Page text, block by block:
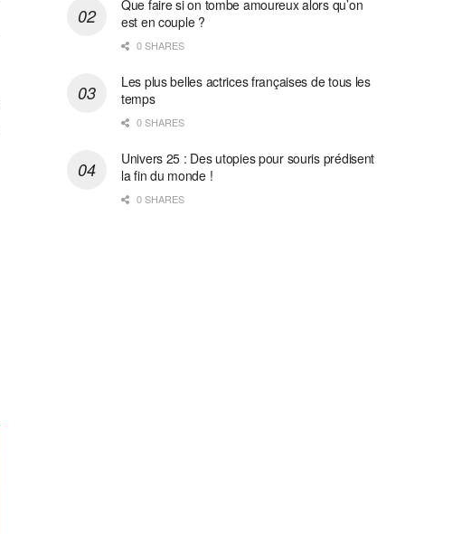
Que faire si on tombe amoureux alors qu’on
est en couple ?
0 SHARES
Les plus belles actrices françaises de tous les
temps
0 SHARES
Univers 25 : Des utopies pour souris prédisent
la fin du monde !
0 SHARES